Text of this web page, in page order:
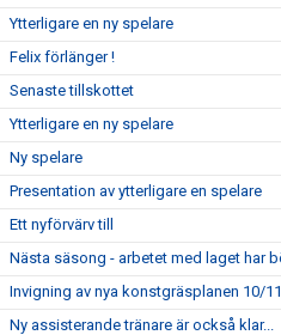
Ytterligare en ny spelare
Felix förlänger !
Senaste tillskottet
Ytterligare en ny spelare
Ny spelare
Presentation av ytterligare en spelare
Ett nyförvärv till
Nästa säsong - arbetet med laget har
Invigning av nya konstgräsplanen 10/
Ny assisterande tränare är också klar...